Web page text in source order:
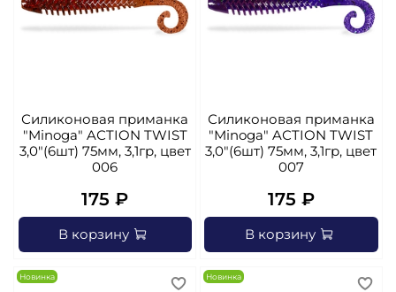
Силиконовая приманка
"Minoga" AСTION TWIST
3,0"(6шт) 75мм, 3,1гр, цвет
006
175 ₽
В корзину
Силиконовая приманка
"Minoga" AСTION TWIST
3,0"(6шт) 75мм, 3,1гр, цвет
007
175 ₽
В корзину
Новинка Новинка